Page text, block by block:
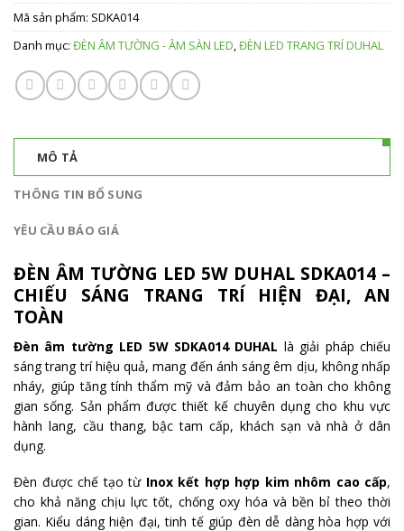
Mã sản phẩm: SDKA014
Danh mục: ĐÈN ÂM TƯỜNG - ÂM SÀN LED,ĐÈN LED TRANG TRÍ DUHAL
MÔ TẢ
THÔNG TIN BỔ SUNG
YÊU CẦU BÁO GIÁ
ĐÈN ÂM TƯỜNG LED 5W DUHAL SDKA014 –
CHIẾU SÁNG TRANG TRÍ HIỆN ĐẠI, AN
TOÀN
Đèn âm tường LED 5W SDKA014 DUHAL là giải pháp chiếu
sáng trang trí hiệu quả, mang đến ánh sáng êm dịu, không nhấp
nháy, giúp tăng tính thẩm mỹ và đảm bảo an toàn cho không
gian sống. Sản phẩm được thiết kế chuyên dụng cho khu vực
hành lang, cầu thang, bậc tam cấp, khách sạn và nhà ở dân
dụng.
Đèn được chế tạo từ Inox kết hợp hợp kim nhôm cao cấp,
cho khả năng chịu lực tốt, chống oxy hóa và bền bỉ theo thời
gian. Kiểu dáng hiện đại, tinh tế giúp đèn dễ dàng hòa hợp với